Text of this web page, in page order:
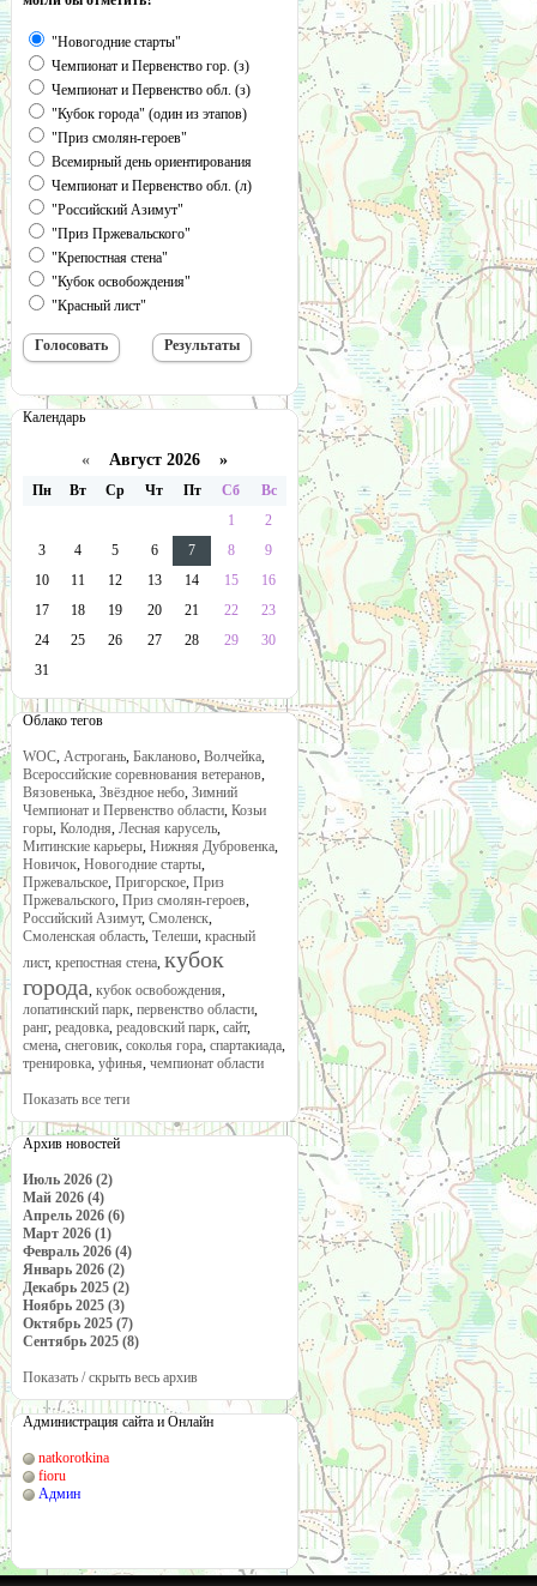
"Новогодние старты"
Чемпионат и Первенство гор. (з)
Чемпионат и Первенство обл. (з)
"Кубок города" (один из этапов)
"Приз смолян-героев"
Всемирный день ориентирования
Чемпионат и Первенство обл. (л)
"Российский Азимут"
"Приз Пржевальского"
"Крепостная стена"
"Кубок освобождения"
"Красный лист"
Календарь
« Август 2026 »
Пн Вт Ср Чт Пт Сб
Вс
1
2
3
4 5 6 7 8
9
10
11 12 13 14 15
16
17
18 19 20 21 22
23
24
25 26 27 28 29
30
31
Облако тегов
WOC, Астрогань, Бакланово, Волчейка,
Всероссийские соревнования ветеранов,
Вязовенька, Звёздное небо, Зимний
Чемпионат и Первенство области, Козьи
горы, Колодня, Лесная карусель,
Митинские карьеры, Нижняя Дубровенка,
Новичок, Новогодние старты,
Пржевальское, Пригорское, Приз
Пржевальского, Приз смолян-героев,
Российский Азимут, Смоленск,
Смоленская область, Телеши, красный
лист, крепостная стена, кубок
города, кубок освобождения,
лопатинский парк, первенство области,
ранг, реадовка, реадовский парк, сайт,
смена, снеговик, соколья гора, спартакиада,
тренировка, уфинья, чемпионат области
Показать все теги
Архив новостей
Июль 2026 (2)
Май 2026 (4)
Апрель 2026 (6)
Март 2026 (1)
Февраль 2026 (4)
Январь 2026 (2)
Декабрь 2025 (2)
Ноябрь 2025 (3)
Октябрь 2025 (7)
Сентябрь 2025 (8)
Показать / скрыть весь архив
Администрация сайта и Онлайн
natkorotkina
fioru
Админ